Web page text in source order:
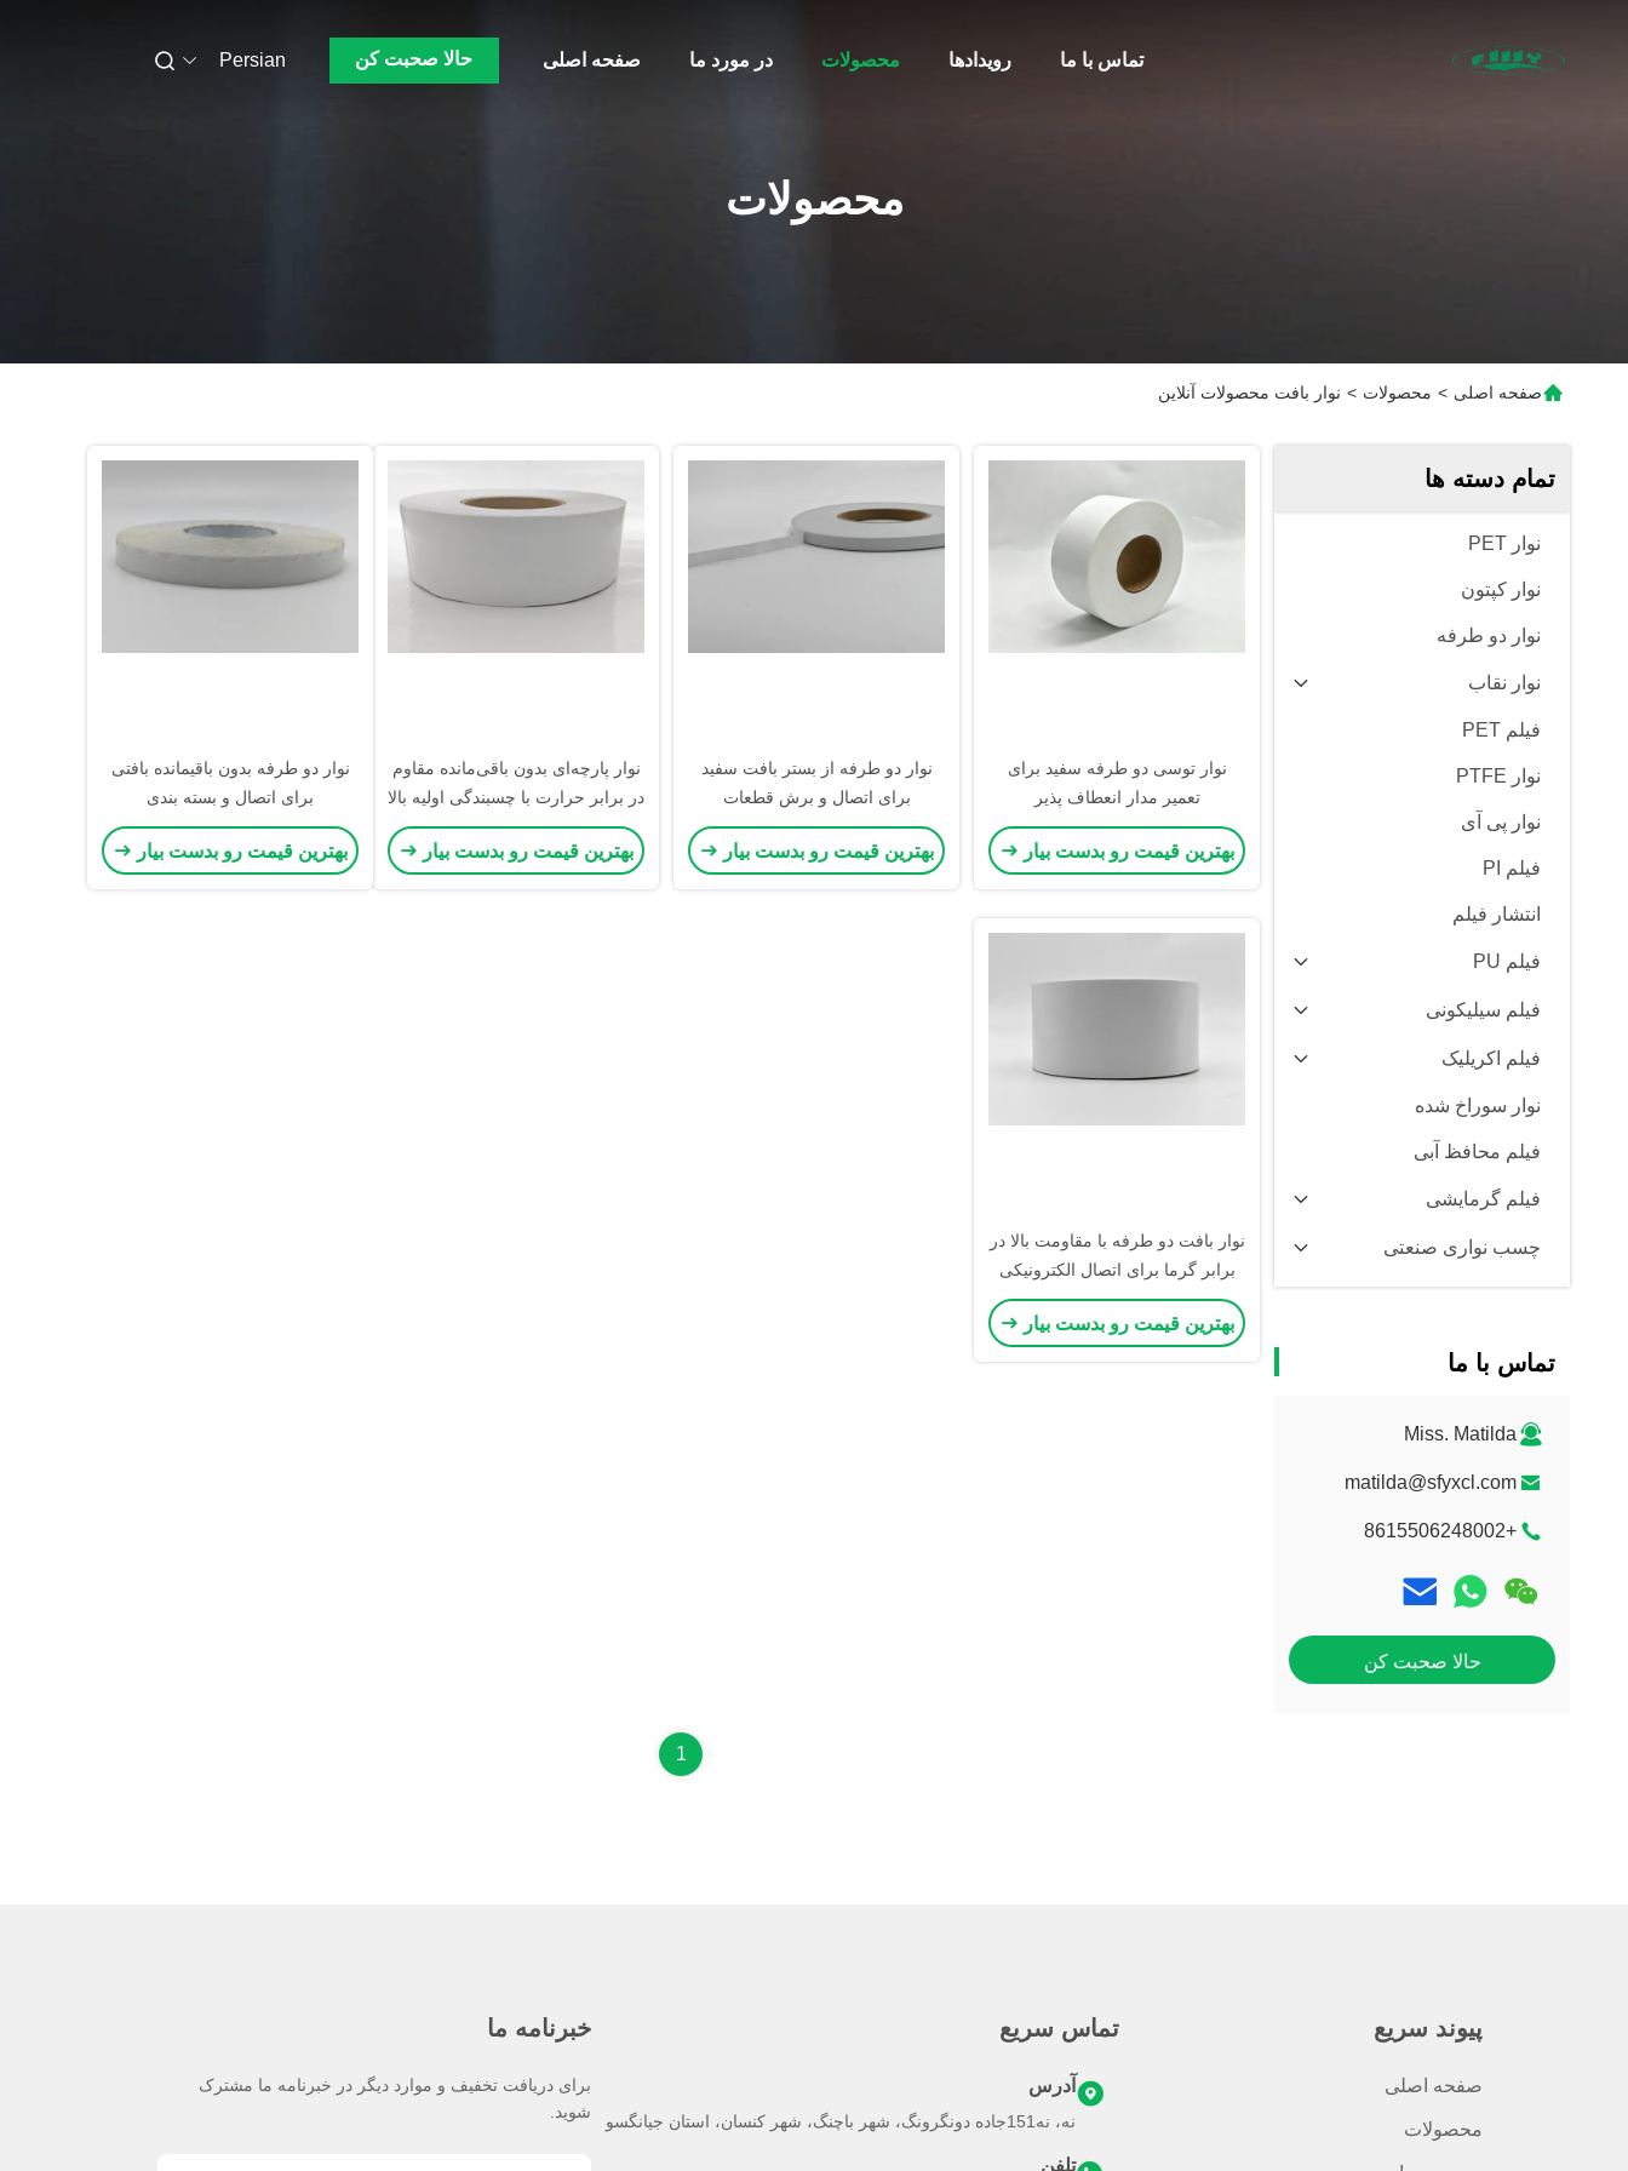
صفحه اصلی در مورد ما محصولات رویدادها تماس با ما حالا صحبت کن Persian
محصولات
صفحه اصلی > محصولات > نوار بافت محصولات آنلاین
تمام دسته ها
نوار PET
نوار کپتون
نوار دو طرفه
نوار نقاب
فیلم PET
نوار PTFE
نوار پی آی
فیلم PI
انتشار فیلم
فیلم PU
فیلم سیلیکونی
فیلم اکریلیک
نوار سوراخ شده
فیلم محافظ آبی
فیلم گرمایشی
چسب نواری صنعتی
تماس با ما
Miss. Matilda
matilda@sfyxcl.com
+8615506248002
حالا صحبت کن
نوار توسی دو طرفه سفید برای
تعمیر مدار انعطاف پذیر
بهترین قیمت رو بدست بیار
نوار دو طرفه از بستر بافت سفید
برای اتصال و برش قطعات
الکترونیکی
بهترین قیمت رو بدست بیار
نوار پارچه‌ای بدون باقی‌مانده مقاوم
در برابر حرارت با چسبندگی اولیه بالا
برای اتصال الکترونیکی
بهترین قیمت رو بدست بیار
نوار دو طرفه بدون باقیمانده بافتی
برای اتصال و بسته بندی
بهترین قیمت رو بدست بیار
نوار بافت دو طرفه با مقاومت بالا در
برابر گرما برای اتصال الکترونیکی
بهترین قیمت رو بدست بیار
1
پيوند سريع
صفحه اصلی
محصولات
تماس سریع
آدرس
نه، نه151جاده دونگرونگ، شهر باچنگ، شهر کنسان، استان جيانگسو
تلفن
خبرنامه ما
برای دریافت تخفیف و موارد دیگر در خبرنامه ما مشترک
شوید.